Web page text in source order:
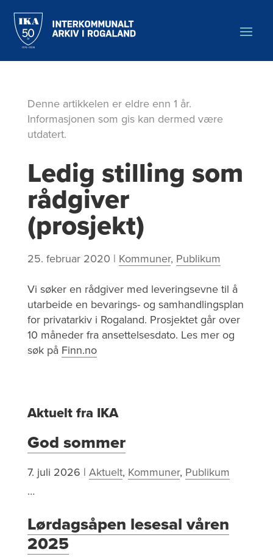
hovedinnholdet
Denne artikkelen er eldre enn 1 år.
Informasjonen som gis kan dermed være
utdatert.
Ledig stilling som
rådgiver
(prosjekt)
25. februar 2020 | Kommuner, Publikum
Vi søker en rådgiver med leveringsevne til å
utarbeide en bevarings- og samhandlingsplan
for privatarkiv i Rogaland. Prosjektet går over
10 måneder fra ansettelsesdato. Les mer og
søk på Finn.no
Aktuelt fra IKA
God sommer
7. juli 2026 | Aktuelt, Kommuner, Publikum
…
Lørdagsåpen lesesal våren
2025